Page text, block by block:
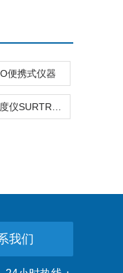
便携式仪器
我们